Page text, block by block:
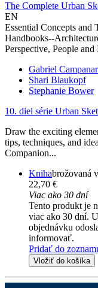
The Complete Urban
EN
Essential Concepts and
Handbooks--
Perspective, People
Gabriel
Shari Blaukopf
Stephanie Bower
10. diel série Urban
Draw the exciting
tips, techniques, and
Companion...
Knihabrožovaná
22,70 €
Viac ako 30 dní
Tento produkt je
viac ako 30 dní.
objednávku
informovať.
Pridať do
Vložiť do košíka